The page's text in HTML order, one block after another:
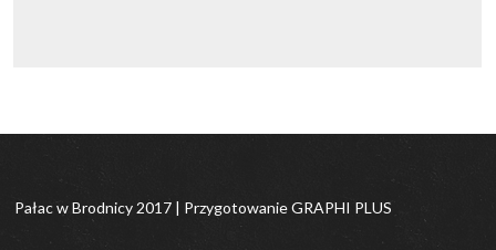
Pałac w Brodnicy 2017 | PrzygotowanieGRAPHI PLUS